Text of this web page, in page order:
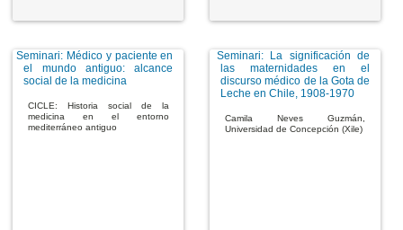
Seminari: Médico y paciente en
el mundo antiguo: alcance
social de la medicina
CICLE: Historia social de la
medicina en el entorno
mediterráneo antiguo
Seminari: La significación de
las maternidades en el
discurso médico de la Gota de
Leche en Chile, 1908-1970
Camila Neves Guzmán,
Universidad de Concepción (Xile)